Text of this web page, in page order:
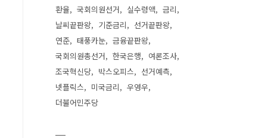
환율
국회의원선거 실수령액
금리
날씨끝판왕
기준금리
선거끝판왕
연준
태풍카눈
금융끝판왕
국회의원총선거
한국은행
여론조사
조국혁신당
박스오피스
선거예측
넷플릭스
미국금리
우영우
더불어민주당